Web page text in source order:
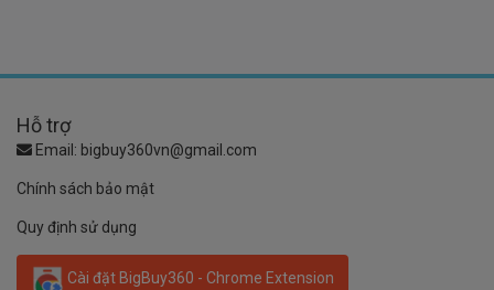
Hỗ trợ
Email: bigbuy360vn@gmail.com
Chính sách bảo mật
Quy định sử dụng
Cài đặt BigBuy360 - Chrome Extension